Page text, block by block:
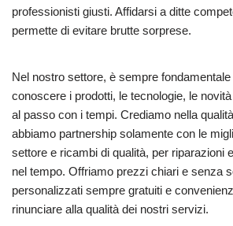
professionisti giusti. Affidarsi a ditte
permette di evitare brutte sorprese.
Nel nostro settore, è sempre
conoscere i prodotti, le tecnologie, le
al passo con i tempi. Crediamo nella
abbiamo partnership solamente con le
settore e ricambi di qualità, per riparazioni
nel tempo. Offriamo prezzi chiari e senza
personalizzati sempre gratuiti e
rinunciare alla qualità dei nostri servizi.